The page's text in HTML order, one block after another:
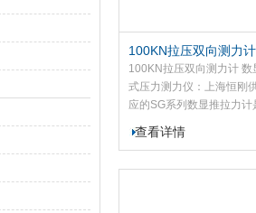
100KN拉压双向测力计
数显式压力测力仪
100KN拉压双向测力计 数
式压力测力仪：上海恒刚
应的SG系列数显推拉力计
高精度小型便携式拉力压力
测试仪器。该数显推拉力计
查看详情